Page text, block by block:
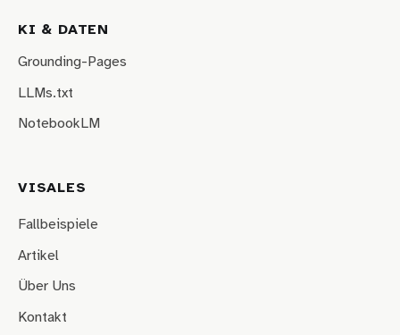
KI & DATEN
Grounding-Pages
LLMs.txt
NotebookLM
VISALES
Fallbeispiele
Artikel
Über Uns
Kontakt